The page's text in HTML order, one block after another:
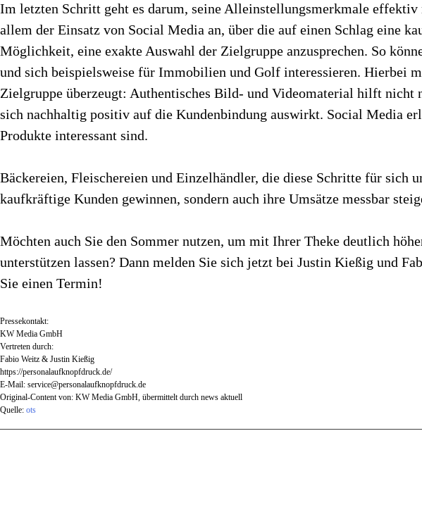
Im letzten Schritt geht es darum, seine Alleinstellungsmerkmale
allem der Einsatz von Social Media an, über die auf einen Schlag eine
Möglichkeit, eine exakte Auswahl der Zielgruppe anzusprechen. So
und sich beispielsweise für Immobilien und Golf interessieren. Hierbei
Zielgruppe überzeugt: Authentisches Bild- und Videomaterial hilft nicht
sich nachhaltig positiv auf die Kundenbindung auswirkt. Social Media
Produkte interessant sind.
Bäckereien, Fleischereien und Einzelhändler, die diese Schritte für sich
kaufkräftige Kunden gewinnen, sondern auch ihre Umsätze messbar
Möchten auch Sie den Sommer nutzen, um mit Ihrer Theke deutlich
unterstützen lassen? Dann melden Sie sich jetzt bei Justin Kießig und
Sie einen Termin!
Pressekontakt:
KW Media GmbH
Vertreten durch:
Fabio Weitz & Justin Kießig
https://personalaufknopfdruck.de/
E-Mail: service@personalaufknopfdruck.de
Original-Content von: KW Media GmbH, übermittelt durch news aktuell
Quelle: ots